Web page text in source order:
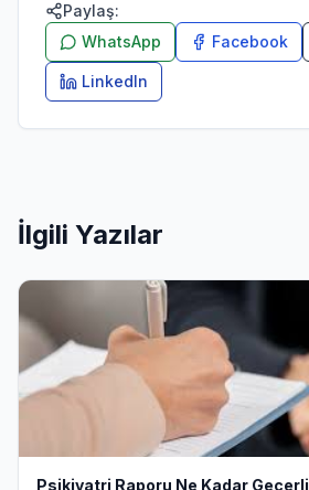
Paylaş:
WhatsApp
Facebook
LinkedIn
İlgili Yazılar
Psikiyatri Raporu Ne Kadar Geçerli